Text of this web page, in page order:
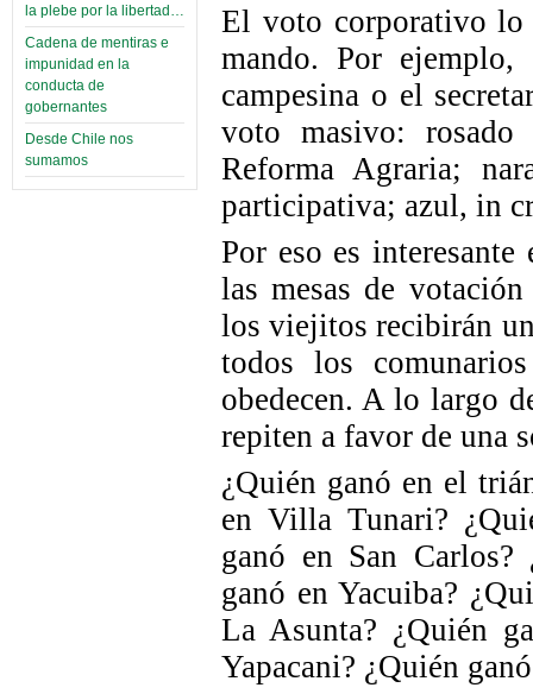
la plebe por la libertad…
Cadena de mentiras e
impunidad en la
conducta de
gobernantes
Desde Chile nos
sumamos
El voto corporativo lo
mando. Por ejemplo,
campesina o el
voto masivo: rosado
Reforma Agraria;
participativa; azul, in
Por eso es
las mesas de
los viejitos recibirán
todos los
obedecen. A lo largo
repiten a favor de una
¿Quién ganó en el
en Villa Tunari?
ganó en San Carlos?
ganó en Yacuiba?
La Asunta? ¿Quién
Yapacani? ¿Quién